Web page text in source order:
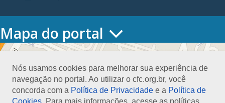
Nós usamos cookies para melhorar sua experiência de
navegação no portal. Ao utilizar o cfc.org.br, você
concorda com a Política de Privacidade e a Política de
Cookies . Para mais informações, acesse as políticas.
Mapa do portal
HOME
Conselho Diretor
Nossa Sede
Planejamento